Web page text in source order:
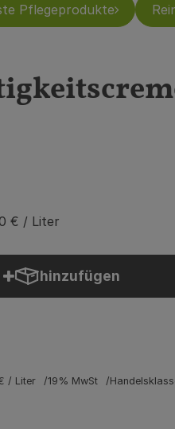
Pflegeprodukte
€ / Liter
hinzufügen
Produkt zum
/ Liter 19% MwSt